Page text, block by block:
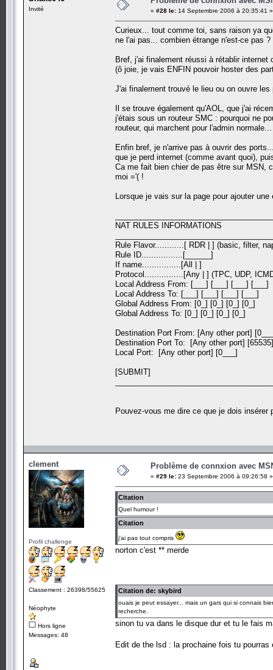
Invité « #28 le: 14 Septembre 2006 à 20:35:41 »
Curieux... tout comme toi, sans raison ya
ne l'ai pas... combien étrange n'est-ce pas ?
Bref, j'ai finalement réussi à rétablir
(ô joie, je vais ENFIN pouvoir hoster des
J'ai finalement trouvé le lieu ou on ouvre
Il se trouve également qu'AOL, que j'ai
j'étais sous un routeur SMC : pourquoi ne
routeur, qui marchent pour l'admin normale...
Enfin bref, je n'arrive pas à ouvrir des
que je perd internet (comme avant quoi),
Ca me fait bien chier de pas être sur MSN,
moi ='( !
Lorsque je vais sur la page pour ajouter
NAT RULES INFORMATIONS
Rule Flavor............[ RDR | ] (basic, filter,
Rule ID.................[______]
If name................[All | ]
Protocol................[Any | ] (TPC, UDP,
Local Address From: [___] [___] [___] [___]
Local Address To: [___] [___] [___] [___]
Global Address From: [0_] [0_] [0_] [0_]
Global Address To: [0_] [0_] [0_] [0_]
Destination Port From: [Any other port]
Destination Port To: [Any other port] [65535]
Local Port: [Any other port] [0___]
[SUBMIT]
Pouvez-vous me dire ce que je dois insérer
clement
Profil challenge
Classement : 26398/55625
Néophyte
Hors ligne
Messages: 48
Problème de connxion avec
« #29 le: 23 Septembre 2006 à 09:26:58 »
Citation
Quel humour !
Citation
j'ai pas tout compris
norton c'est ** merde
Citation de: skybird
ouais je peut essayer... mais un gars qui si connais
recherche.
sinon tu va dans le disque dur et tu le fais
Edit de the lsd : la prochaine fois tu